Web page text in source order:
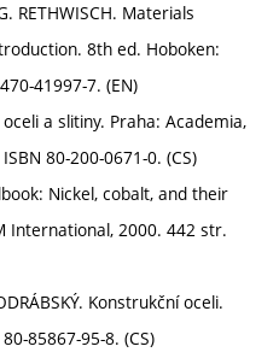
RETHWISCH. Materials
8th ed. Hoboken:
41997-7. (EN)
a slitiny. Praha: Academia,
80-200-0671-0. (CS)
Nickel, cobalt, and their
International, 2000. 442 str.
Konstrukční oceli.
85867-95-8. (CS)